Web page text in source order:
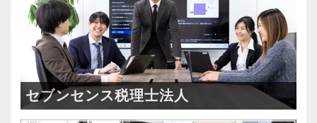
・税務顧問＋資産税に関与
・相続／事業承継／M&Aにも対応
＜成長中の税理士法人＞
・全国14拠点で事業展開
・従業員240名以上に拡大
セブンセンス税理士法人